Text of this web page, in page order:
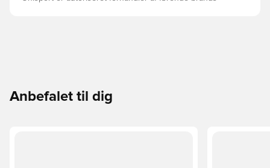
Anbefalet til dig